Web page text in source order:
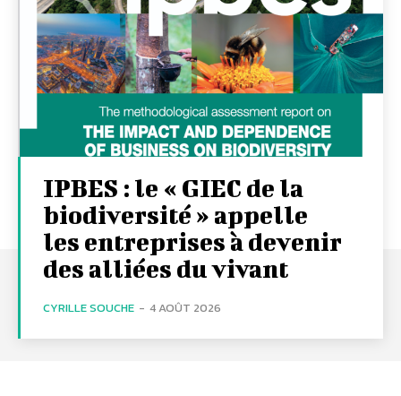
IPBES : le « GIEC de la
biodiversité » appelle
les entreprises à devenir
des alliées du vivant
CYRILLE SOUCHE - 4 AOÛT 2026